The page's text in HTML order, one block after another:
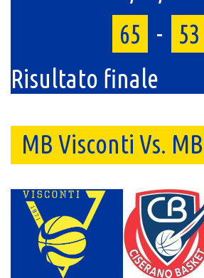
65
-
53
Risultato finale
MB Visconti Vs.